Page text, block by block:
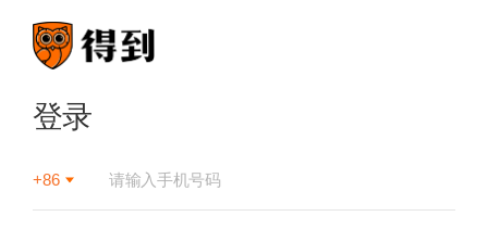
登录
+86